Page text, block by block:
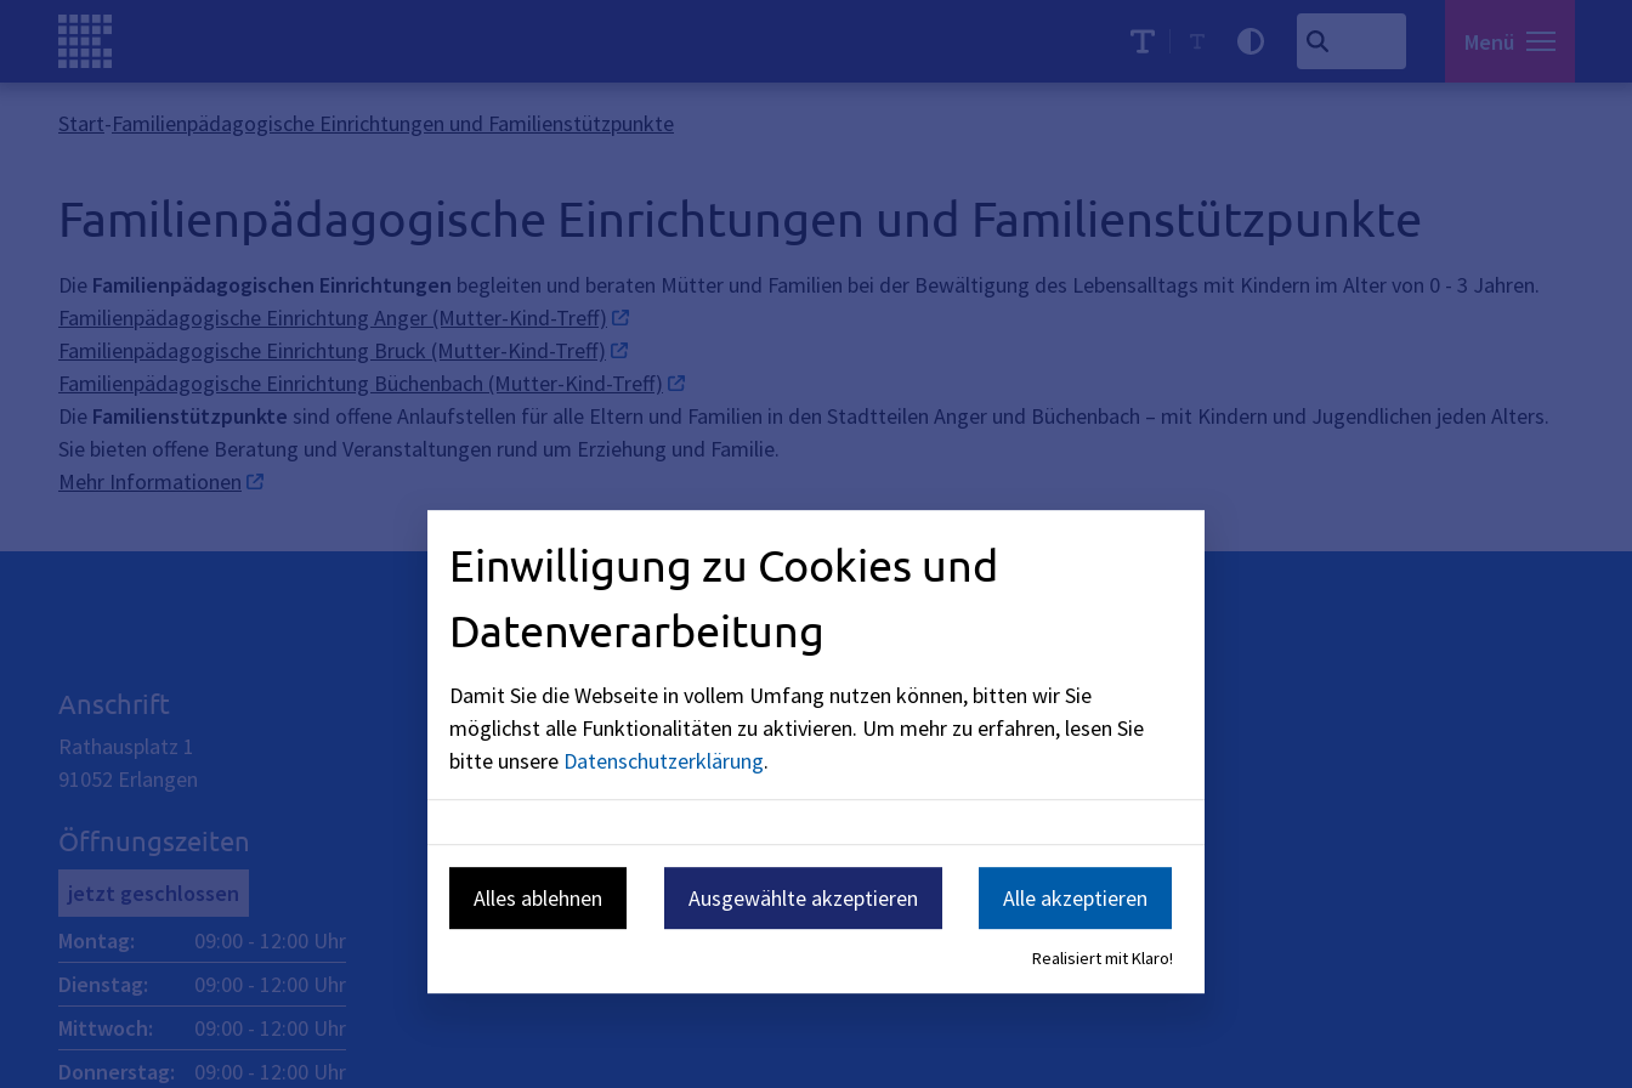
Menü
Start-Familienpädagogische Einrichtungen und Familienstützpunkte
Familienpädagogische Einrichtungen und Familienstützpunkte
Die Familienpädagogischen Einrichtungen begleiten und beraten Mütter und Familien bei der Bewältigung des Lebensalltags mit Kindern im Alter von 0 - 3 Jahren.
Familienpädagogische Einrichtung Anger (Mutter-Kind-Treff)
Familienpädagogische Einrichtung Bruck (Mutter-Kind-Treff)
Familienpädagogische Einrichtung Büchenbach (Mutter-Kind-Treff)
Die Familienstützpunkte sind offene Anlaufstellen für alle Eltern und Familien in den Stadtteilen Anger und Büchenbach – mit Kindern und Jugendlichen jeden Alters.
Sie bieten offene Beratung und Veranstaltungen rund um Erziehung und Familie.
Mehr Informationen
Anschrift
Rathausplatz 1
91052 Erlangen
Öffnungszeiten
jetzt geschlossen
Montag: 09:00 - 12:00 Uhr
Dienstag: 09:00 - 12:00 Uhr
Mittwoch: 09:00 - 12:00 Uhr
Donnerstag: 09:00 - 12:00 Uhr
Einwilligung zu Cookies und
Datenverarbeitung
Damit Sie die Webseite in vollem Umfang nutzen können, bitten wir Sie
möglichst alle Funktionalitäten zu aktivieren. Um mehr zu erfahren, lesen Sie
bitte unsere Datenschutzerklärung.
Alles ablehnen Ausgewählte akzeptieren Alle akzeptieren
Realisiert mit Klaro!